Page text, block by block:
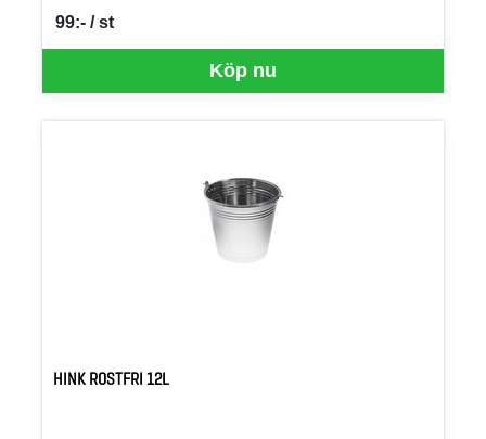
Köp nu
99:- / st
SEK per ST
HINK ROSTFRI 12L